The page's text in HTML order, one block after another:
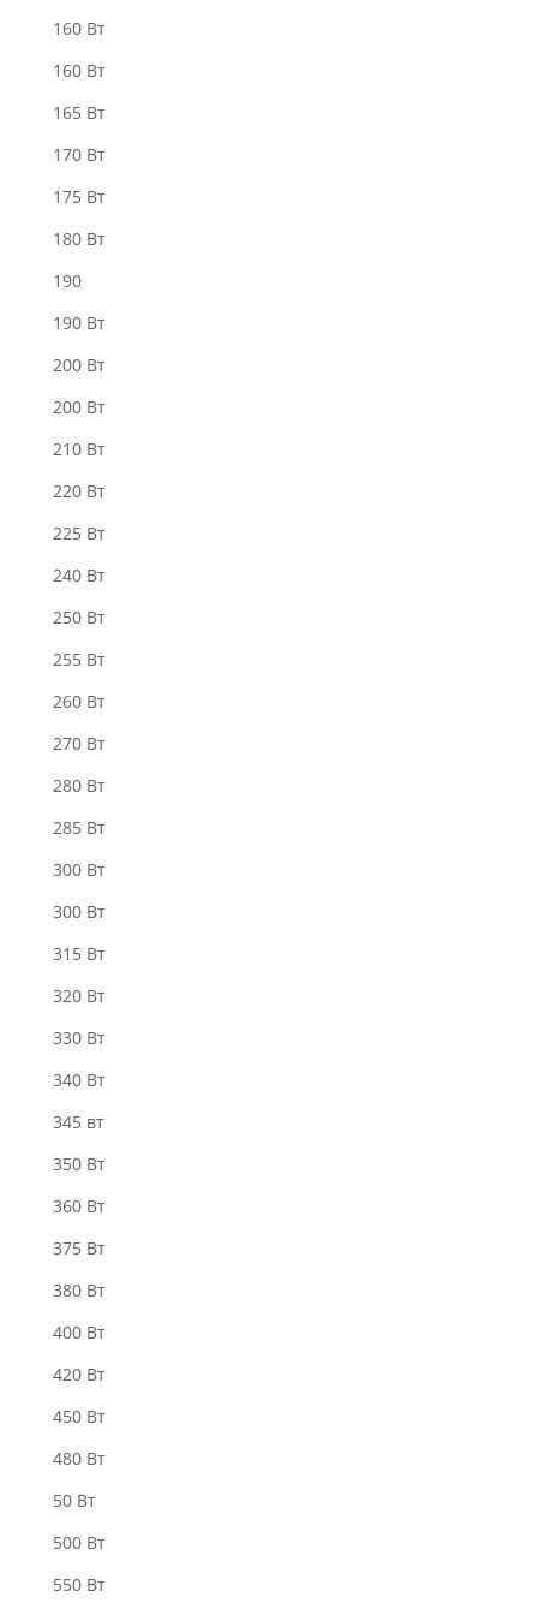
160 Bт
160 Вт
165 Вт
170 Вт
175 Вт
180 Вт
190
190 Вт
200 Bт
200 Вт
210 Вт
220 Bт
225 Вт
240 Вт
250 Вт
255 Вт
260 Вт
270 Вт
280 Bт
285 Вт
300 Bт
300 Вт
315 Вт
320 Вт
330 Вт
340 Bт
345 вт
350 Вт
360 Вт
375 Вт
380 Вт
400 Вт
420 Вт
450 Вт
480 Вт
50 Вт
500 Вт
550 Вт